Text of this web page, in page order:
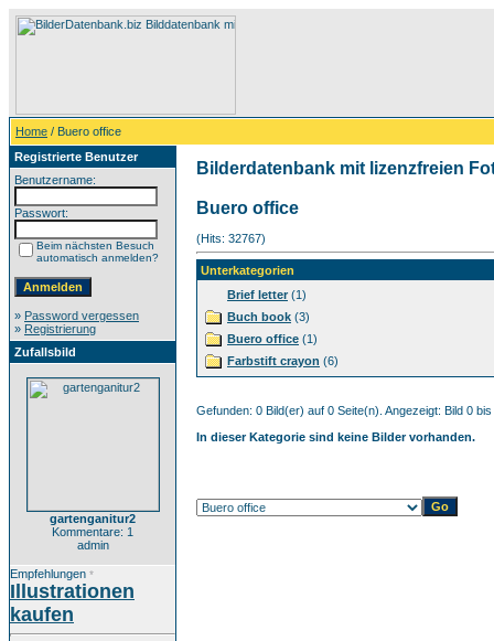
Home / Buero office
Registrierte Benutzer
Benutzername:
Passwort:
Beim nächsten Besuch
automatisch anmelden?
» Password vergessen
» Registrierung
Zufallsbild
gartenganitur2
Kommentare: 1
admin
Empfehlungen *
Illustrationen
kaufen
Bilderdatenbank mit lizenzfreien
Buero office
(Hits: 32767)
Unterkategorien
Brief letter(1)
Buch book (3)
Buero office (1)
Farbstift crayon (6)
Gefunden: 0 Bild(er) auf 0 Seite(n). Angezeigt: Bild 0 bis
In dieser Kategorie sind keine Bilder vorhanden.